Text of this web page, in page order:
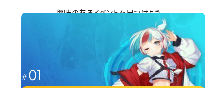
興味のあるイベントを見つけよう
分野から探す
01